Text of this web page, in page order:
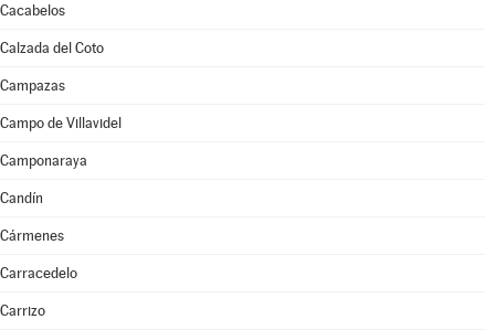
Cacabelos
Calzada del Coto
Campazas
Campo de Villavidel
Camponaraya
Candín
Cármenes
Carracedelo
Carrizo